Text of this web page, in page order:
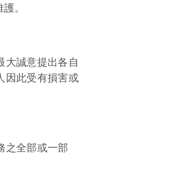
。
大誠意提出各自
因此受有損害或
之全部或一部